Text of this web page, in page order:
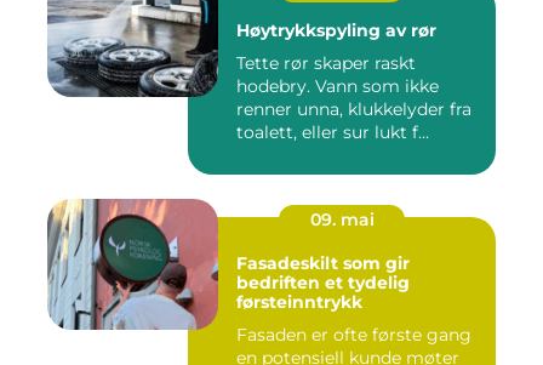
Høytrykkspyling av rør
Tette rør skaper raskt
hodebry. Vann som ikke
renner unna, klukkelyder fra
toalett, eller sur lukt f...
09. mai
Fasadeskilt som gir
bedriften et tydelig
førsteinntrykk
Fasaden er ofte første gang
en potensiell kunde møter